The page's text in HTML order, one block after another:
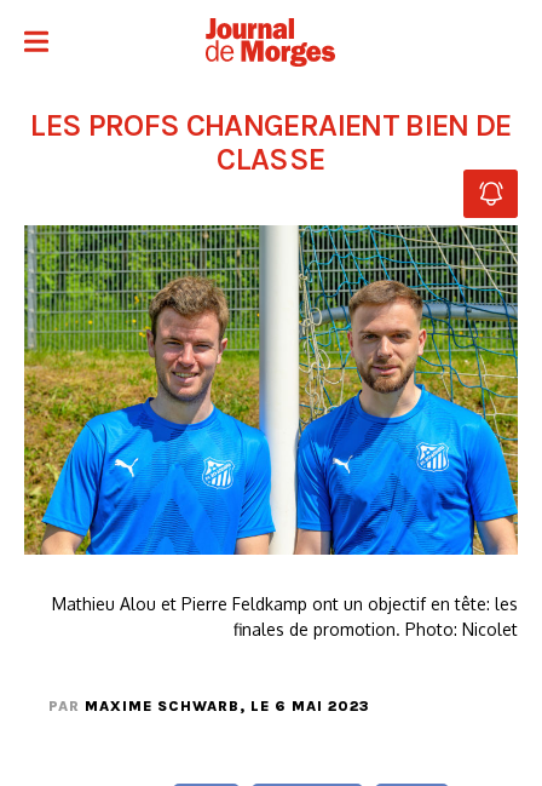
LES PROFS CHANGERAIENT BIEN DE
CLASSE
Mathieu Alou et Pierre Feldkamp ont un objectif en tête: les
finales de promotion. Photo: Nicolet
PAR MAXIME SCHWARB , LE 6 MAI 2023